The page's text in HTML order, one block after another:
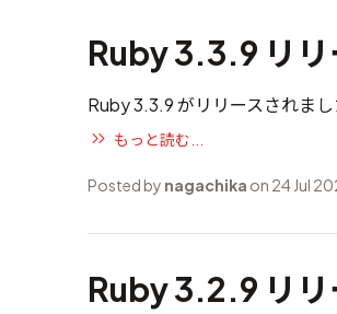
Ruby 3.3.9 リリ
Ruby 3.3.9 がリリースされまし
もっと読む...
Posted by nagachika on 24 Jul
Ruby 3.2.9 リリ